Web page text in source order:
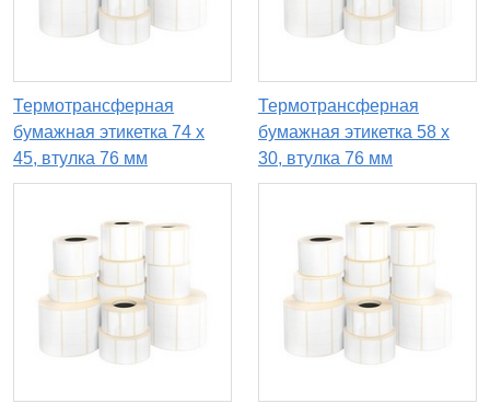
Термотрансферная
бумажная этикетка 74 х
45, втулка 76 мм
Термотрансферная
бумажная этикетка 58 х
30, втулка 76 мм